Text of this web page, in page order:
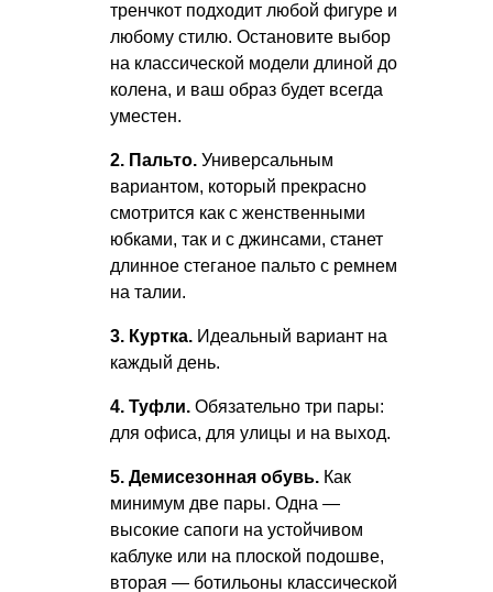
тренчкот подходит любой фигуре и
любому стилю. Остановите выбор
на классической модели длиной до
колена, и ваш образ будет всегда
уместен.
2. Пальто. Универсальным
вариантом, который прекрасно
смотрится как с женственными
юбками, так и с джинсами, станет
длинное стеганое пальто с ремнем
на талии.
3. Куртка. Идеальный вариант на
каждый день.
4. Туфли. Обязательно три пары:
для офиса, для улицы и на выход.
5. Демисезонная обувь. Как
минимум две пары. Одна —
высокие сапоги на устойчивом
каблуке или на плоской подошве,
вторая — ботильоны классической